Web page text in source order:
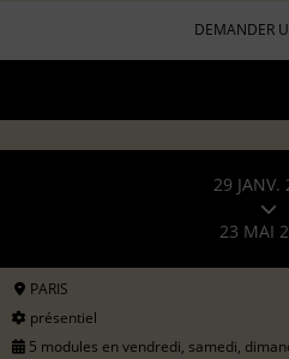
DEMANDER
29 JANV.
23 MAI
PARIS
présentiel
5 modules en vendredi, samedi,